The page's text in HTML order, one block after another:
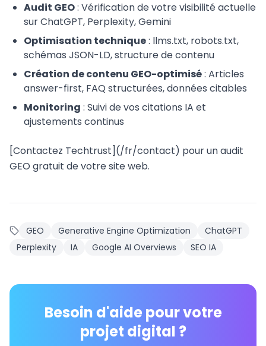
Audit GEO: Vérification de votre visibilité actuelle
sur ChatGPT, Perplexity, Gemini
Optimisation technique: llms.txt, robots.txt,
schémas JSON-LD, structure de contenu
Création de contenu GEO-optimisé: Articles
answer-first, FAQ structurées, données citables
Monitoring : Suivi de vos citations IA et
ajustements continus
[Contactez Techtrust](/fr/contact) pour un audit
GEO gratuit de votre site web.
GEO Generative Engine Optimization
ChatGPT
Perplexity
IA Google AI Overviews SEO IA
Besoin d'aide pour votre
projet digital ?